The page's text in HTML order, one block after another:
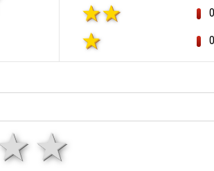
4 звезди
3 звезди